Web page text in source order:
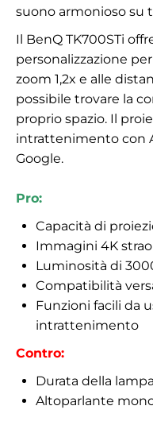
suono armonioso su
Il BenQ TK700STi
personalizzazione
zoom 1,2x e alle
possibile trovare la
proprio spazio. Il
intrattenimento con
Google.
Pro:
Capacità di
Immagini 4K
Luminosità di
Compatibilità
Funzioni facili da
intrattenimento
Contro:
Durata della
Altoparlante